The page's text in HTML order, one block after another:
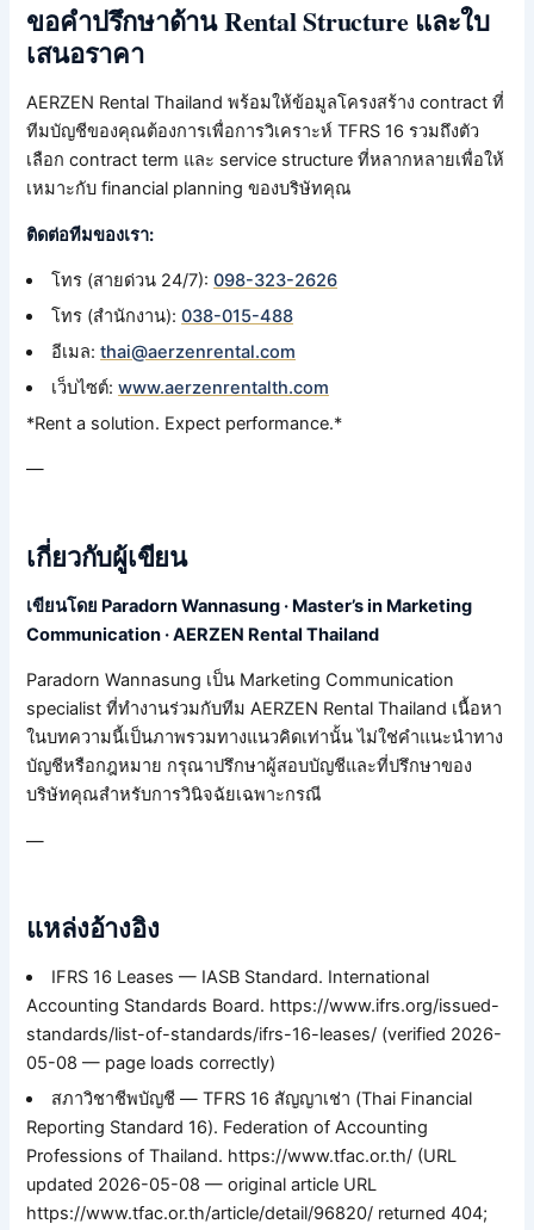
ขอคำปรึกษาด้าน Rental Structure และใบ
เสนอราคา
AERZEN Rental Thailand พร้อมให้ข้อมูลโครงสร้าง contract ที่
ทีมบัญชีของคุณต้องการเพื่อการวิเคราะห์ TFRS 16 รวมถึงตัว
เลือก contract term และ service structure ที่หลากหลายเพื่อให้
เหมาะกับ financial planning ของบริษัทคุณ
ติดต่อทีมของเรา:
โทร (สายด่วน 24/7):098-323-2626
โทร (สำนักงาน):038-015-488
อีเมล:thai@aerzenrental.com
เว็บไซต์:www.aerzenrentalth.com
*Rent a solution. Expect performance.*
—
เกี่ยวกับผู้เขียน
เขียนโดย Paradorn Wannasung · Master’s in Marketing
Communication · AERZEN Rental Thailand
Paradorn Wannasung เป็น Marketing Communication
specialist ที่ทำงานร่วมกับทีม AERZEN Rental Thailand เนื้อหา
ในบทความนี้เป็นภาพรวมทางแนวคิดเท่านั้น ไม่ใช่คำแนะนำทาง
บัญชีหรือกฎหมาย กรุณาปรึกษาผู้สอบบัญชีและที่ปรึกษาของ
บริษัทคุณสำหรับการวินิจฉัยเฉพาะกรณี
—
แหล่งอ้างอิง
IFRS 16 Leases — IASB Standard. International
Accounting Standards Board. https://www.ifrs.org/issued-
standards/list-of-standards/ifrs-16-leases/ (verified 2026-
05-08 — page loads correctly)
สภาวิชาชีพบัญชี — TFRS 16 สัญญาเช่า (Thai Financial
Reporting Standard 16). Federation of Accounting
Professions of Thailand. https://www.tfac.or.th/ (URL
updated 2026-05-08 — original article URL
https://www.tfac.or.th/article/detail/96820/ returned 404;